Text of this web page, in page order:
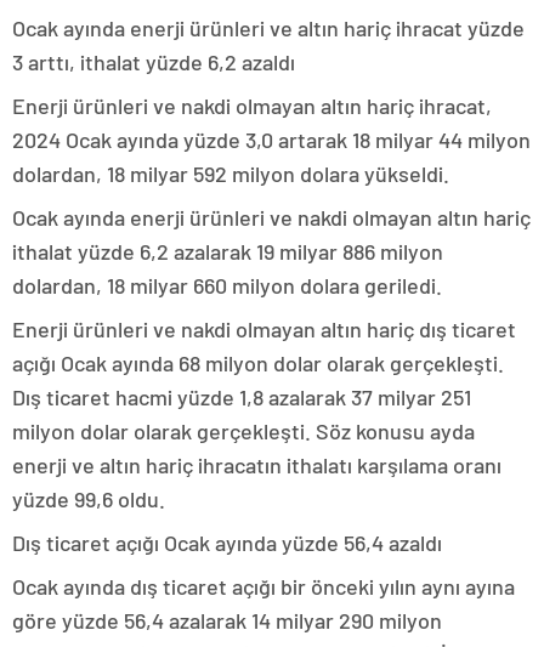
Ocak ayında enerji ürünleri ve altın hariç ihracat yüzde
3 arttı, ithalat yüzde 6,2 azaldı
Enerji ürünleri ve nakdi olmayan altın hariç ihracat,
2024 Ocak ayında yüzde 3,0 artarak 18 milyar 44 milyon
dolardan, 18 milyar 592 milyon dolara yükseldi.
Ocak ayında enerji ürünleri ve nakdi olmayan altın hariç
ithalat yüzde 6,2 azalarak 19 milyar 886 milyon
dolardan, 18 milyar 660 milyon dolara geriledi.
Enerji ürünleri ve nakdi olmayan altın hariç dış ticaret
açığı Ocak ayında 68 milyon dolar olarak gerçekleşti.
Dış ticaret hacmi yüzde 1,8 azalarak 37 milyar 251
milyon dolar olarak gerçekleşti. Söz konusu ayda
enerji ve altın hariç ihracatın ithalatı karşılama oranı
yüzde 99,6 oldu.
Dış ticaret açığı Ocak ayında yüzde 56,4 azaldı
Ocak ayında dış ticaret açığı bir önceki yılın aynı ayına
göre yüzde 56,4 azalarak 14 milyar 290 milyon